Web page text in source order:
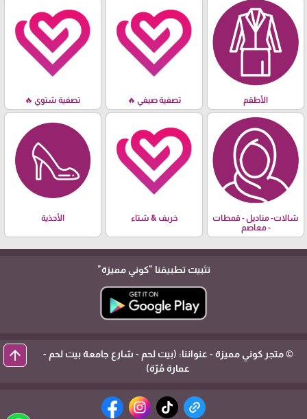
الأطقم تصفية صيفي 🔥 تصفية شتوي 🔥
شالات- مناديل - قمطات
- معاصم
خريف & شتاء الأحذية
تثبيت تطبيقنا "كوني مميزة"
© متجر كوني مميزة - عنواننا: (بيت لحم - شارع جامعة بيت لحم -
عمارة مُرّة)
arrow_upward